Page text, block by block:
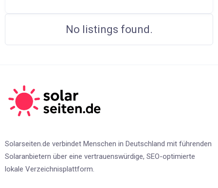
No listings found.
Solarseiten.de verbindet Menschen in Deutschland mit führenden
Solaranbietern über eine vertrauenswürdige, SEO-optimierte
lokale Verzeichnisplattform.